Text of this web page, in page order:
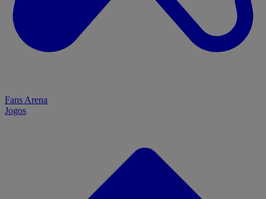
Fans Arena
Jogos